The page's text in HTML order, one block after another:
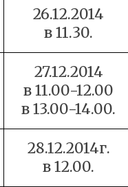
26.12.2014
в 11.30.
27.12.2014
в 11.00-12.00
в 13.00-14.00.
28.12.2014г.
в 12.00.